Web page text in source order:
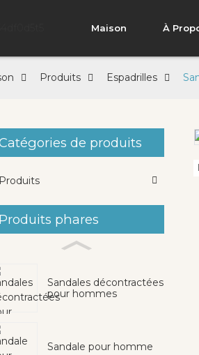
Maison À
Produits Espadrilles
de produits
Produits
Produits phares
Sandales décontractées
pour hommes
Sandale pour homme
Loading...
Loading...